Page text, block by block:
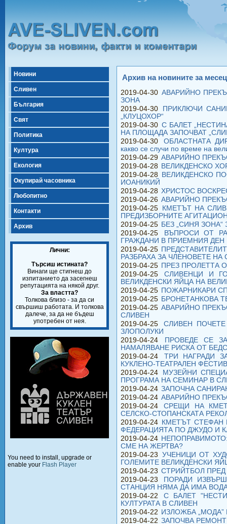
Новини
Сливен
България
Свят
Политика
Култура
Екология
Окупирай часовника
Любопитно
Контакти
Архив
Лични:
Търсиш истината?
Винаги ще стигнеш до
изпитанието да засегнеш
репутацията на някой друг.
За властта?
Толкова близо - за да си
свършиш работата. И толкова
далече, за да не бъдеш
употребен от нея.
You need to install, upgrade or
enable your Flash Player
Архив на новините за
2019-04-30 АВАРИЙНО
ЗОНА
2019-04-30
ПРИКЛЮЧИ
„КЛУЦОХОР“
2019-04-30 С БАЛЕТ
НА ПЛОЩАДА ЗАПОЧВАТ
2019-04-30
ОБЛАСТНАТА
какво се случи по време на
2019-04-29 АВАРИЙНО
2019-04-28 ВЕЛИКДЕНСКО
2019-04-28 ВЕЛИКДЕНСКО
ИОАНИКИЙ
2019-04-28 ХРИСТОС
2019-04-26 АВАРИЙНО
2019-04-25
КМЕТЪТ НА
ПРЕДИЗБОРНИТЕ
2019-04-25 БЕЗ „СИНЯ ЗОНА“
2019-04-25
ВЪПРОСИ ОТ
ГРАЖДАНИ В ПРИЕМНИЯ ДЕН
2019-04-25
РАЗБРАХА ЗА ЧЛЕНОВЕТЕ НА
2019-04-25 ПРЕЗ ПРОЛЕТТА
2019-04-25
СЛИВЕНЦИ И
ВЕЛИКДЕНСКИ ЯЙЦА НА
2019-04-25 ПОЖАРНИКАРИ
2019-04-25 БРОНЕТАНКОВА
2019-04-25 АВАРИЙНО
СЛИВЕН
2019-04-25
СЛИВЕН
ЗЛОПОЛУКИ
2019-04-24
ПРОВЕДЕ СЕ
НАМАЛЯВАНЕ РИСКА ОТ
2019-04-24
ТРИ НАГРАДИ
КУКЛЕНО-ТЕАТРАЛЕН
2019-04-24
МУЗЕЙНИ
ПРОГРАМА НА СЕМИНАР В
2019-04-24 ЗАПОЧНА
2019-04-24 АВАРИЙНО
2019-04-24
СРЕЩИ НА
СЕЛСКО-СТОПАНСКАТА
2019-04-24 КМЕТЪТ СТЕФАН
ФЕДЕРАЦИЯТА ПО ДЖУДО И
2019-04-24
СМЕ НА ЖЕРТВА?
2019-04-23
УЧЕНИЦИ ОТ
ГОЛЕМИТЕ ВЕЛИКДЕНСКИ
2019-04-23 СТРИЙТБОЛ
2019-04-23
ПОРАДИ
СТАНЦИЯ НЯМА ДА ИМА
2019-04-22
С БАЛЕТ
КУЛТУРАТА В СЛИВЕН
2019-04-22 ИЗЛОЖБА „МОДА”
2019-04-22 ЗАПОЧВА